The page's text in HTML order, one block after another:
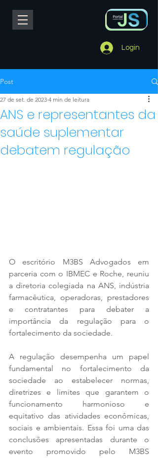
Login
Post
ANS e representantes da
saúde suplementar
debatem regulação
27 de set. de 2023 4 min de leitura
O escritório M3BS Advogados em
parceria com o IBMEC e Roche, reuniu
a diretoria colegiada na ANS, indústria
farmacêutica, operadoras, prestadores
e contratantes para debater a
importância da regulação para o
fortalecimento da sociedade.
A regulação desempenha um papel
fundamental no fortalecimento da
sociedade ao estabelecer normas,
diretrizes e limites que garantem o
funcionamento harmonioso e
equitativo das atividades econômicas,
sociais e ambientais. Essa foi uma das
conclusões apresentadas durante o
evento promovido pelo M3BS